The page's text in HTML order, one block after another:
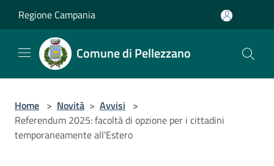
Regione Campania
Comune di Pellezzano
Home > Novità > Avvisi >
Referendum 2025: facoltà di opzione per i cittadini
temporaneamente all'Estero